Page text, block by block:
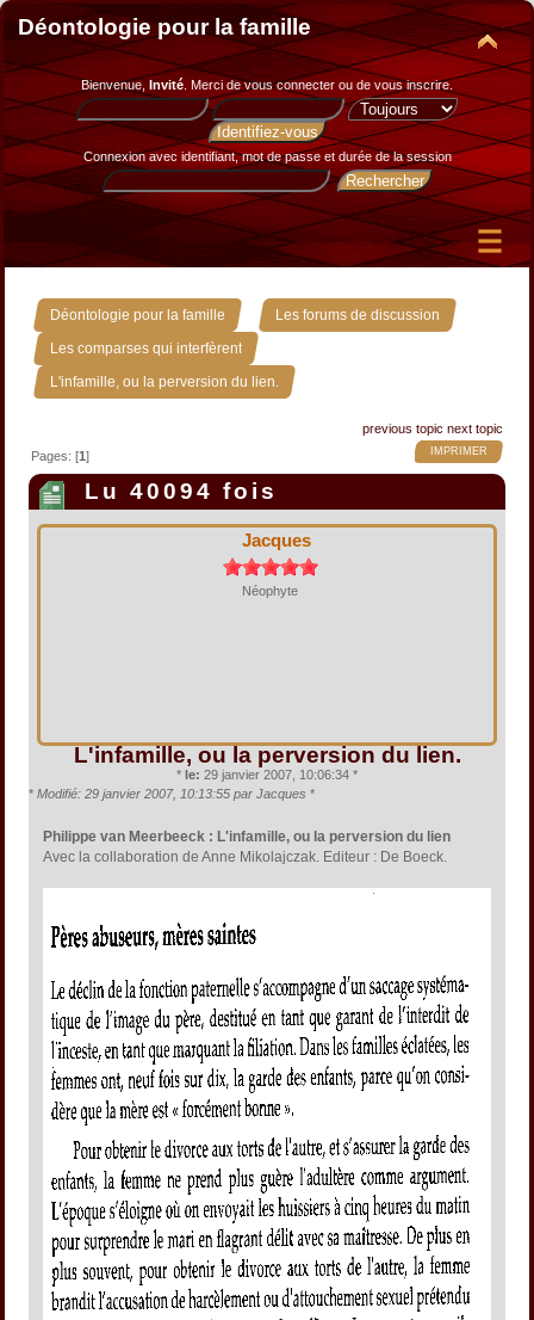
Déontologie pour la famille
Bienvenue, Invité. Merci devous connecter ou de vous inscrire.
Connexion avec identifiant, mot de passe et durée de la session
Déontologie pour la famille » Les forums de discussion »
Les comparses qui interfèrent »
L'infamille, ou la perversion du lien.
previous topic next topic
IMPRIMER
Pages: [1]
Lu 40094 fois
Jacques
Néophyte
L'infamille, ou la perversion du lien.
* le: 29 janvier 2007, 10:06:34 *
* Modifié: 29 janvier 2007, 10:13:55 par Jacques *
Philippe van Meerbeeck : L'infamille, ou la perversion du lien
Avec la collaboration de Anne Mikolajczak. Editeur : De Boeck.